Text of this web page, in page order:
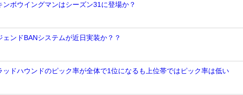
ンボウイングマンはシーズン31に登場か？
ェンドBANシステムが近日実装か？？
ッドハウンドのピック率が全体で1位になるも上位帯ではピック率は低い